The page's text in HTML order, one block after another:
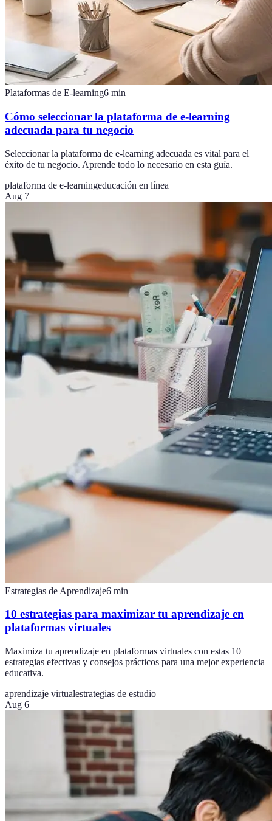
Plataformas de E-learning6 min
Cómo seleccionar la plataforma de e-learning
adecuada para tu negocio
Seleccionar la plataforma de e-learning adecuada es vital para el
éxito de tu negocio. Aprende todo lo necesario en esta guía.
plataforma de e-learningeducación en línea
Aug 7
Estrategias de Aprendizaje6 min
10 estrategias para maximizar tu aprendizaje en
plataformas virtuales
Maximiza tu aprendizaje en plataformas virtuales con estas 10
estrategias efectivas y consejos prácticos para una mejor experiencia
educativa.
aprendizaje virtualestrategias de estudio
Aug 6